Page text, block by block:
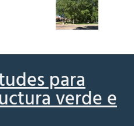
para
verde e